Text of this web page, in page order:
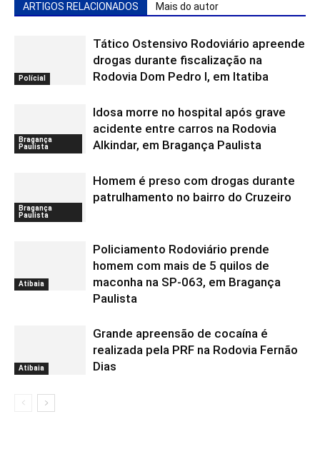
ARTIGOS RELACIONADOS Mais do autor
Polícial
Tático Ostensivo Rodoviário apreende
drogas durante fiscalização na
Rodovia Dom Pedro I, em Itatiba
Bragança
Paulista
Idosa morre no hospital após grave
acidente entre carros na Rodovia
Alkindar, em Bragança Paulista
Bragança
Paulista
Homem é preso com drogas durante
patrulhamento no bairro do Cruzeiro
Atibaia
Policiamento Rodoviário prende
homem com mais de 5 quilos de
maconha na SP-063, em Bragança
Paulista
Atibaia
Grande apreensão de cocaína é
realizada pela PRF na Rodovia Fernão
Dias